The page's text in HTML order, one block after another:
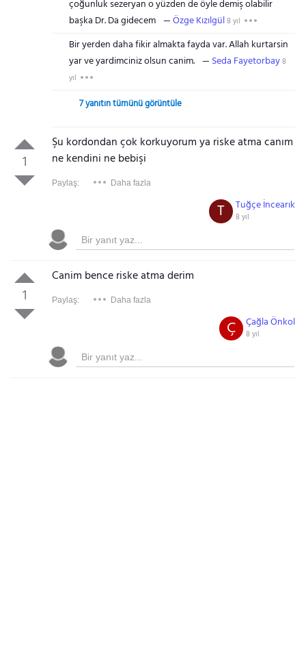
çoğunluk sezeryan o yüzden de öyle demiş olabilir
başka Dr. Da gidecem
Özge Kızılgül8 yıl
Bir yerden daha fikir almakta fayda var. Allah kurtarsin
yar ve yardimciniz olsun canim.
Seda Fayetorbay8
yıl
7 yanıtın tümünü görüntüle
1
Şu kordondan çok korkuyorum ya riske atma canım
ne kendini ne bebişi
Paylaş: Daha fazla
Tuğçe İncearık
8 yıl
T
1
Canim bence riske atma derim
Paylaş: Daha fazla
Çağla Önkol
8 yıl
Ç